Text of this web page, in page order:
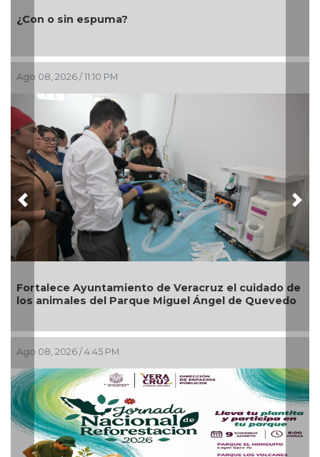
¿Con o sin espuma?
Ago 08, 2026 / 11:10 PM
Fortalece Ayuntamiento de Veracruz el cuidado de
los animales del Parque Miguel Ángel de Quevedo
Ago 08, 2026 / 4:45 PM
Previous